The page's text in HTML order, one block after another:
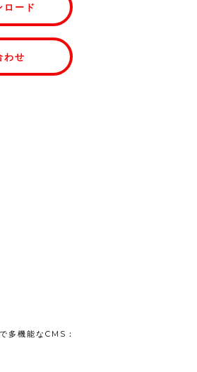
ロード
わせ
多機能なCMS：